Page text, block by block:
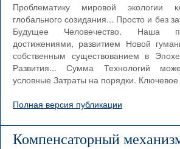
Проблематику мировой экологии
глобального созидания... Просто и без
Будущее Человечество. Наша
достижениями, развитием Новой
собственным существованием в
Развития... Сумма Технологий
условные Затраты на порядки.
Полная версия публикации
Компенсаторный